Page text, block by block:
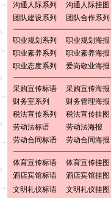
沟通人际系列
沟通人际挂图
团队建设系列
团队合作系列
职业规划系列
职业规划海报
职业素养系列
职业素养海报
职业态度系列
爱岗敬业海报
采购宣传标语
采购宣传海报
财务室系列
财务管理海报
税法宣传系列
税法宣传挂图
劳动法标语
劳动法海报
劳动合同标语
劳动合同海报
体育宣传标语
体育宣传挂图
酒店宾馆标语
酒店宾馆挂图
文明礼仪标语
文明礼仪挂图